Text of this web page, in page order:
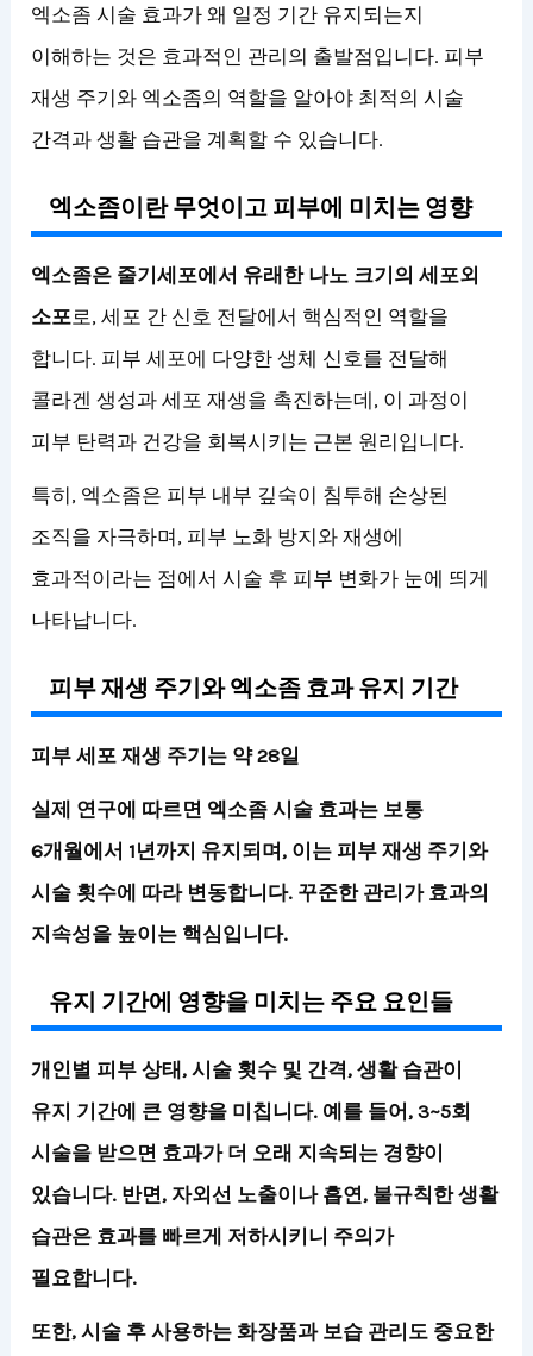
엑소좀 시술 효과가 왜 일정 기간 유지되는지
이해하는 것은 효과적인 관리의 출발점입니다. 피부
재생 주기와 엑소좀의 역할을 알아야 최적의 시술
간격과 생활 습관을 계획할 수 있습니다.
엑소좀이란 무엇이고 피부에 미치는 영향
엑소좀은 줄기세포에서 유래한 나노 크기의 세포외
소포로, 세포 간 신호 전달에서 핵심적인 역할을
합니다. 피부 세포에 다양한 생체 신호를 전달해
콜라겐 생성과 세포 재생을 촉진하는데, 이 과정이
피부 탄력과 건강을 회복시키는 근본 원리입니다.
특히, 엑소좀은 피부 내부 깊숙이 침투해 손상된
조직을 자극하며, 피부 노화 방지와 재생에
효과적이라는 점에서 시술 후 피부 변화가 눈에 띄게
나타납니다.
피부 재생 주기와 엑소좀 효과 유지 기간
피부 세포 재생 주기는 약 28일
실제 연구에 따르면 엑소좀 시술 효과는 보통
6개월에서 1년까지 유지되며, 이는 피부 재생 주기와
시술 횟수에 따라 변동합니다. 꾸준한 관리가 효과의
지속성을 높이는 핵심입니다.
유지 기간에 영향을 미치는 주요 요인들
개인별 피부 상태, 시술 횟수 및 간격, 생활 습관이
유지 기간에 큰 영향을 미칩니다. 예를 들어, 3~5회
시술을 받으면 효과가 더 오래 지속되는 경향이
있습니다. 반면, 자외선 노출이나 흡연, 불규칙한 생활
습관은 효과를 빠르게 저하시키니 주의가
필요합니다.
또한, 시술 후 사용하는 화장품과 보습 관리도 중요한